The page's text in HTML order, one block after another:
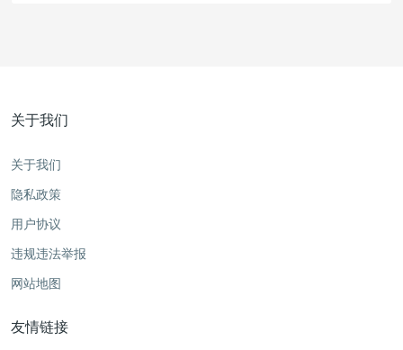
关于我们
关于我们
隐私政策
用户协议
违规违法举报
网站地图
友情链接